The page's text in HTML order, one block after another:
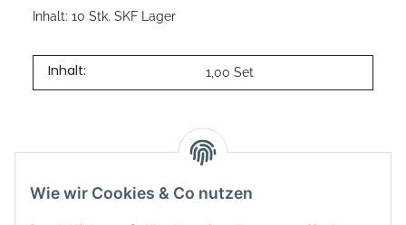
Inhalt: 10 Stk. SKF Lager
Inhalt: 1,00 Set
Wie wir Cookies & Co nutzen